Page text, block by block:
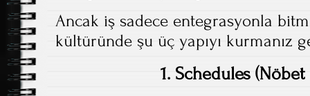
Ancak iş sadece entegrasyonla
kültüründe şu üç yapıyı kurmanız
1. Schedules